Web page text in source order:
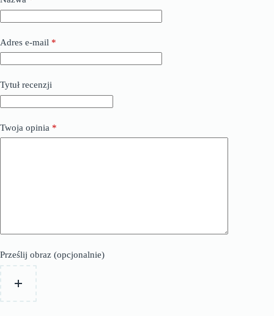
Adres e-mail *
Tytuł recenzji
Twoja opinia *
Prześlij obraz (opcjonalnie)